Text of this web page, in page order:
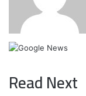
Read Next